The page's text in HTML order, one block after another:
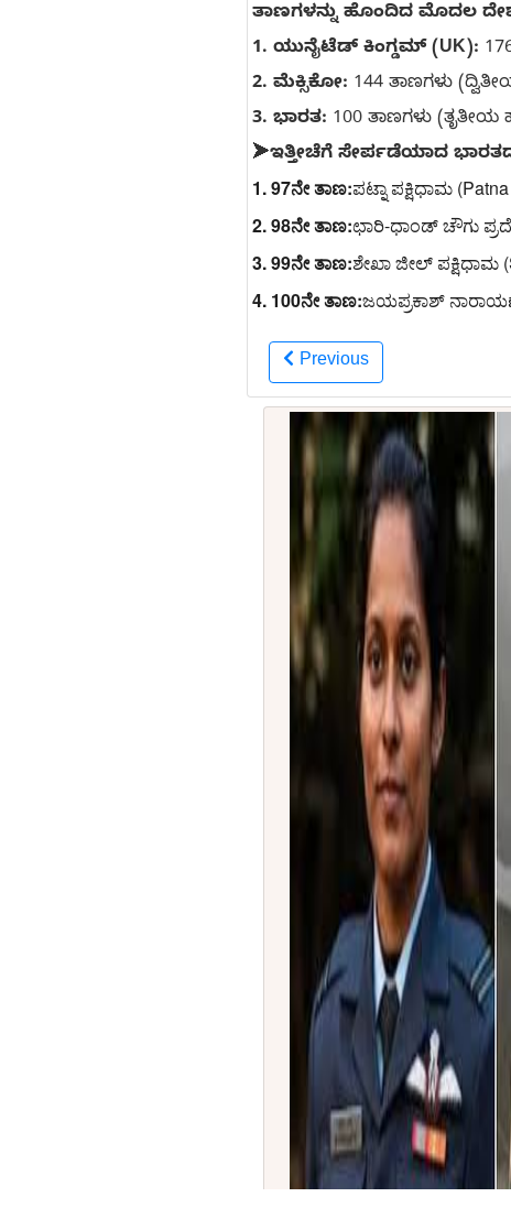
ತಾಣಗಳನ್ನು ಹೊಂದಿದ ಮೊದಲ
1. ಯುನೈಟೆಡ್ ಕಿಂಗ್ಡಮ್ (UK):
2. ಮೆಕ್ಸಿಕೋ: 144 ತಾಣಗಳು
3. ಭಾರತ: 100 ತಾಣಗಳು (ತೃತೀಯ
➤ಇತ್ತೀಚೆಗೆ ಸೇರ್ಪಡೆಯಾದ
1. 97ನೇ ತಾಣ:ಪಟ್ನಾ ಪಕ್ಷಿಧಾಮ
2. 98ನೇ ತಾಣ:ಛಾರಿ-ಧಾಂಡ್ ಚೌಗು
3. 99ನೇ ತಾಣ:ಶೇಖಾ ಜೀಲ್ ಪಕ್ಷಿಧಾಮ
4. 100ನೇ ತಾಣ:ಜಯಪ್ರಕಾಶ್
Previous